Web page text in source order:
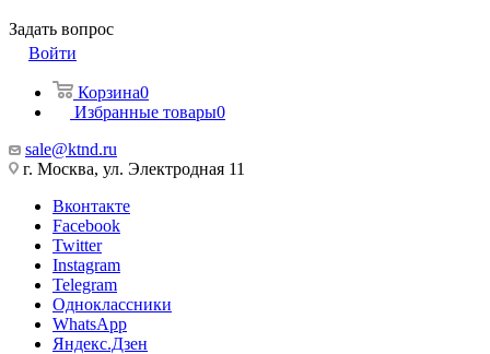
Задать вопрос
Войти
Корзина0
Избранные товары0
sale@ktnd.ru
г. Москва, ул. Электродная 11
Вконтакте
Facebook
Twitter
Instagram
Telegram
Одноклассники
WhatsApp
Яндекс.Дзен